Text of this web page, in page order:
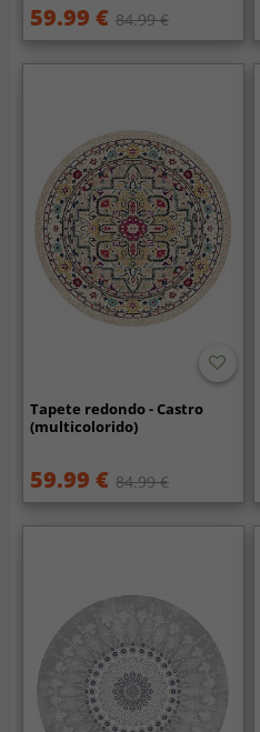
59.99 € 84.99 €
Tapete redondo - Castro
(multicolorido)
59.99 € 84.99 €